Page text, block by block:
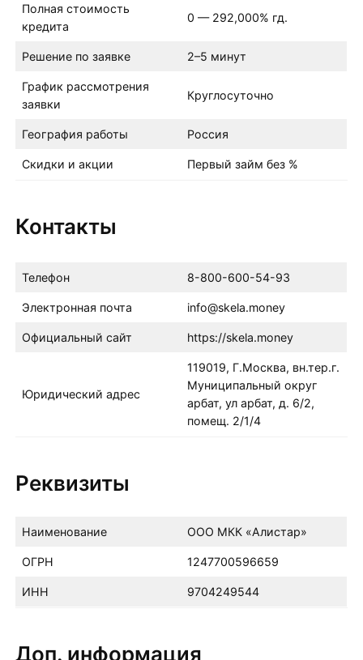
Полная стоимость
кредита
0 — 292,000% гд.
Решение по заявке 2–5 минут
График рассмотрения
заявки
Круглосуточно
География работы Россия
Скидки и акции Первый займ без %
Контакты
Телефон 8-800-600-54-93
Электронная почта info@skela.money
Официальный сайт https://skela.money
Юридический адрес
119019, Г.Москва, вн.тер.г.
Муниципальный округ
арбат, ул арбат, д. 6/2,
помещ. 2/1/4
Реквизиты
Наименование ООО МКК «Алистар»
ОГРН 1247700596659
ИНН 9704249544
Доп. информация